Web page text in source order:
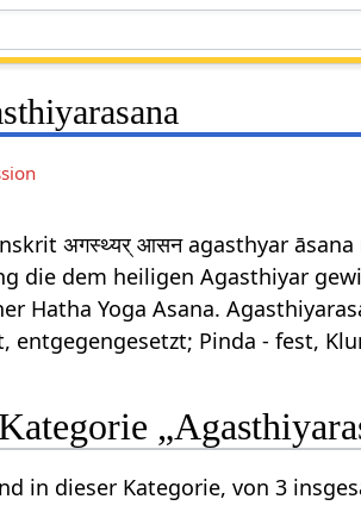
अगस्थ्यर् आसन agasthyar
die dem heiligen Agasthiyar
Hatha Yoga Asana.
entgegengesetzt; Pinda - fest,
in dieser Kategorie, von 3